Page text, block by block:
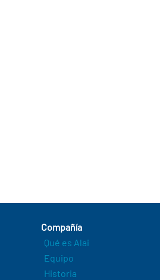
Compañía
Qué es Alai
Equipo
Historia